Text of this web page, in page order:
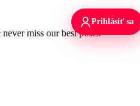
miss our best posts.
Prihlásiť sa